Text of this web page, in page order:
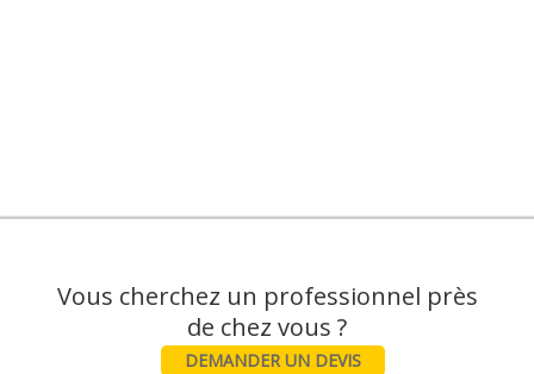
Vous cherchez un professionnel près
DEMANDER UN DEVIS